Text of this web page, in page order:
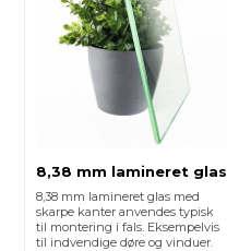
8,38 mm lamineret glas
8,38 mm lamineret glas med
skarpe kanter anvendes typisk
til montering i fals. Eksempelvis
til indvendige døre og vinduer.